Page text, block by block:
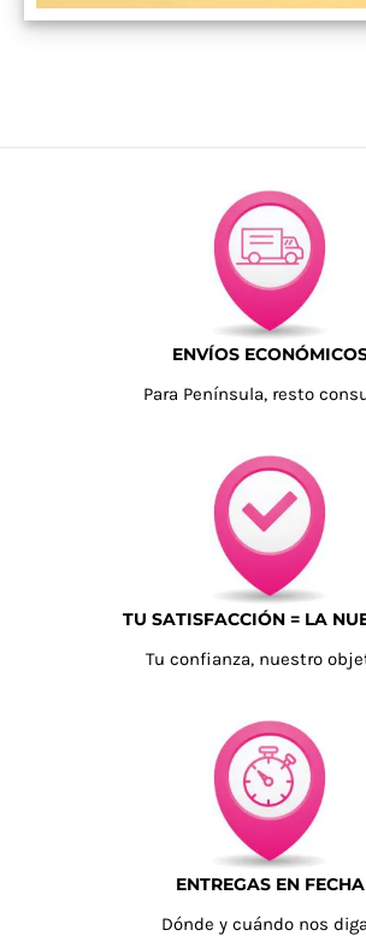
ENVÍOS
Para Península, resto
TU SATISFACCIÓN = LA
Tu confianza, nuestro
ENTREGAS EN FECHA
Dónde y cuándo nos